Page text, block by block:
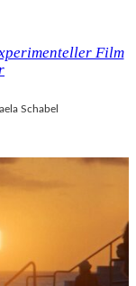
Film
Schabel